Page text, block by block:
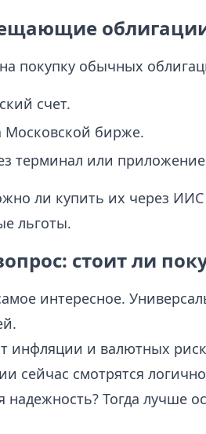
покупку обычных
счет.
Московской бирже.
терминал или
ли купить их через
льготы.
стоит ли
интересное.
инфляции и валютных
сейчас смотрятся
надежность? Тогда лучше